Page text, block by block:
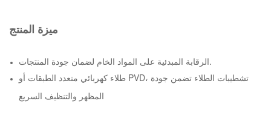
ميزة المنتج
الرقابة المبدئية على المواد الخام لضمان جودة المنتجات.
طلاء كهربائي متعدد الطبقات أو PVD، تشطيبات الطلاء تضمن جودة
المظهر والتنظيف السريع